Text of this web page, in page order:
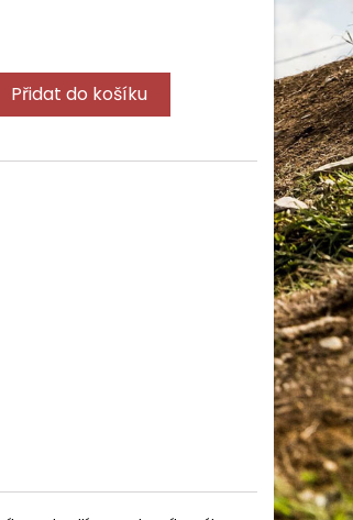
Přidat do košíku